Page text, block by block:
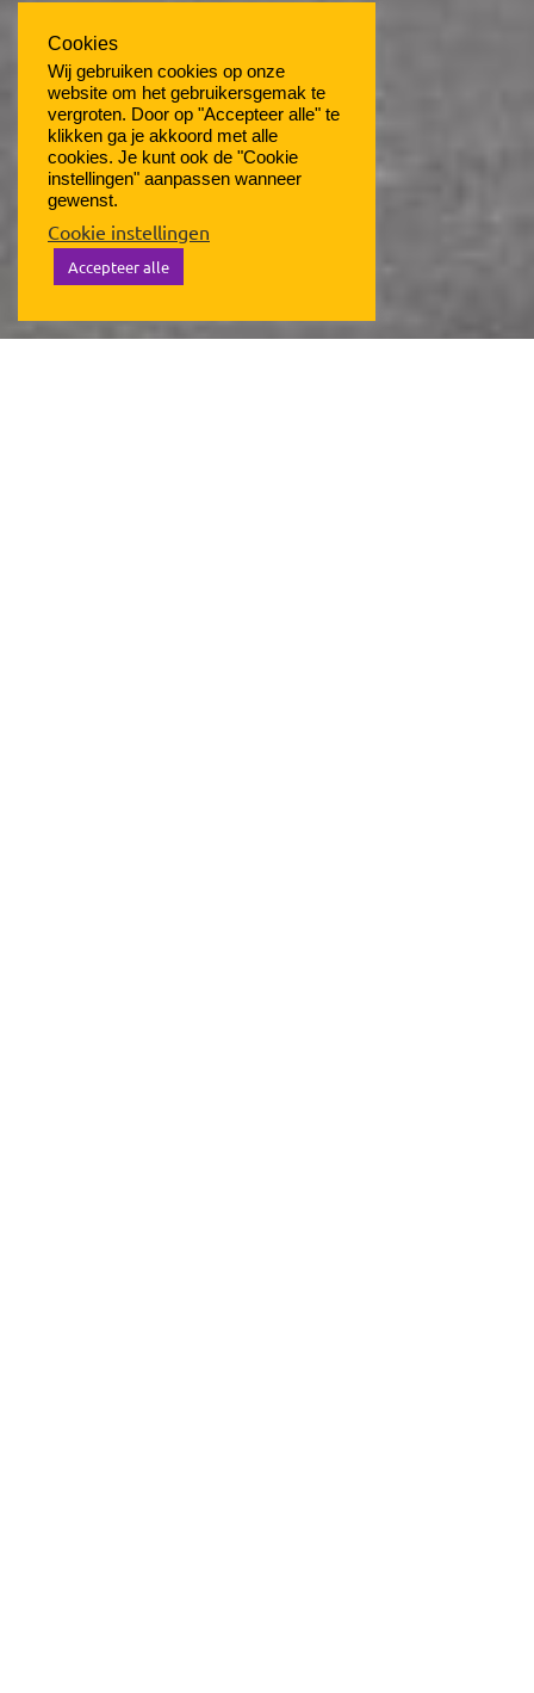
Cookies
Wij gebruiken cookies op onze
website om het gebruikersgemak te
vergroten. Door op "Accepteer alle" te
klikken ga je akkoord met alle
cookies. Je kunt ook de "Cookie
instellingen" aanpassen wanneer
gewenst.
Cookie instellingen
Accepteer alle